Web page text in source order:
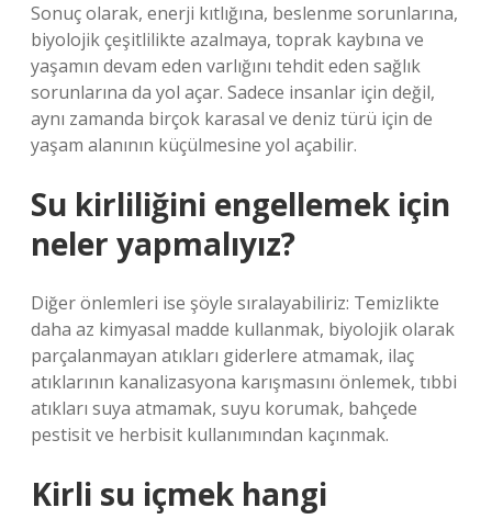
Sonuç olarak, enerji kıtlığına, beslenme sorunlarına,
biyolojik çeşitlilikte azalmaya, toprak kaybına ve
yaşamın devam eden varlığını tehdit eden sağlık
sorunlarına da yol açar. Sadece insanlar için değil,
aynı zamanda birçok karasal ve deniz türü için de
yaşam alanının küçülmesine yol açabilir.
Su kirliliğini engellemek için
neler yapmalıyız?
Diğer önlemleri ise şöyle sıralayabiliriz: Temizlikte
daha az kimyasal madde kullanmak, biyolojik olarak
parçalanmayan atıkları giderlere atmamak, ilaç
atıklarının kanalizasyona karışmasını önlemek, tıbbi
atıkları suya atmamak, suyu korumak, bahçede
pestisit ve herbisit kullanımından kaçınmak.
Kirli su içmek hangi